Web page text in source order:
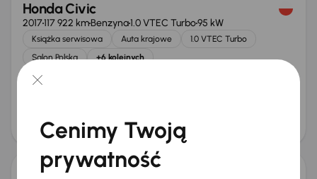
Honda Civic
2017117 922 kmBenzyna1.0 VTEC Turbo95 kW
Książka serwisowa Auta krajowe
1.0 VTEC Turbo
Salon Polska
+6 kolejnych
Miesięczna rata
od 274 zł
46 000 zł
Cenimy Twoją
prywatność